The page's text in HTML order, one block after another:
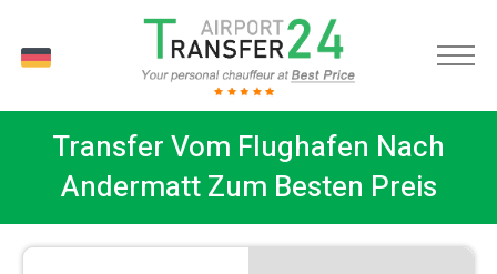
Transfer Vom Flughafen Nach
Andermatt Zum Besten Preis